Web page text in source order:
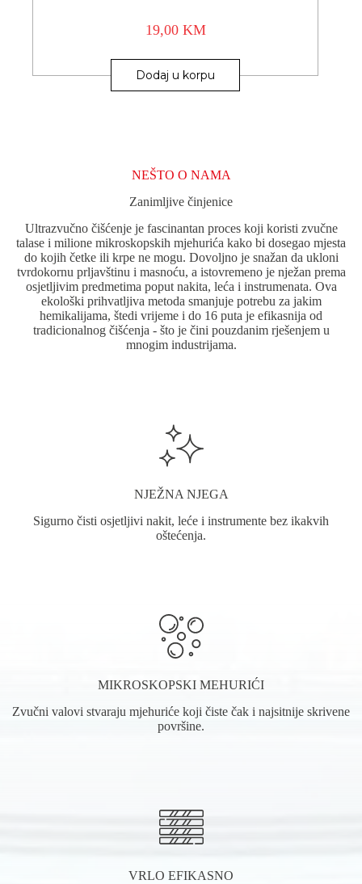
19,00 KM
Dodaj u korpu
NEŠTO O NAMA
Zanimljive činjenice
Ultrazvučno čišćenje je fascinantan proces koji koristi zvučne
talase i milione mikroskopskih mjehurića kako bi dosegao mjesta
do kojih četke ili krpe ne mogu. Dovoljno je snažan da ukloni
tvrdokornu prljavštinu i masnoću, a istovremeno je nježan prema
osjetljivim predmetima poput nakita, leća i instrumenata. Ova
ekološki prihvatljiva metoda smanjuje potrebu za jakim
hemikalijama, štedi vrijeme i do 16 puta je efikasnija od
tradicionalnog čišćenja - što je čini pouzdanim rješenjem u
mnogim industrijama.
NJEŽNA NJEGA
Sigurno čisti osjetljivi nakit, leće i instrumente bez ikakvih
oštećenja.
MIKROSKOPSKI MEHURIĆI
Zvučni valovi stvaraju mjehuriće koji čiste čak i najsitnije skrivene
površine.
VRLO EFIKASNO